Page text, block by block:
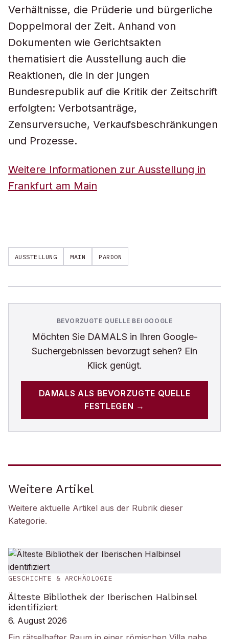
Verhältnisse, die Prüderie und bürgerliche
Doppelmoral der Zeit. Anhand von
Dokumenten wie Gerichtsakten
thematisiert die Ausstellung auch die
Reaktionen, die in der jungen
Bundesrepublik auf die Kritik der Zeitschrift
erfolgten: Verbotsanträge,
Zensurversuche, Verkaufsbeschränkungen
und Prozesse.
Weitere Informationen zur Ausstellung in
Frankfurt am Main
AUSSTELLUNG MAIN PARDON
BEVORZUGTE QUELLE BEI GOOGLE
Möchten Sie DAMALS in Ihren Google-
Suchergebnissen bevorzugt sehen? Ein
Klick genügt.
DAMALS ALS BEVORZUGTE QUELLE
FESTLEGEN →
Weitere Artikel
Weitere aktuelle Artikel aus der Rubrik dieser
Kategorie.
GESCHICHTE & ARCHÄOLOGIE
Älteste Bibliothek der Iberischen Halbinsel
identifiziert
6. August 2026